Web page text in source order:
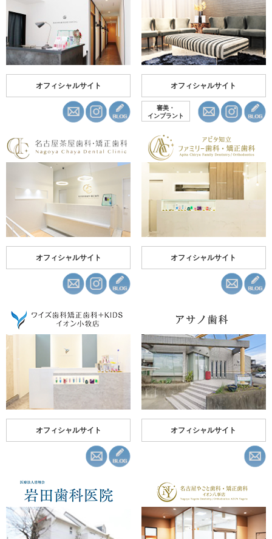
オフィシャルサイト オフィシャルサイト
審美・
インプラント
オフィシャルサイト オフィシャルサイト
オフィシャルサイト オフィシャルサイト